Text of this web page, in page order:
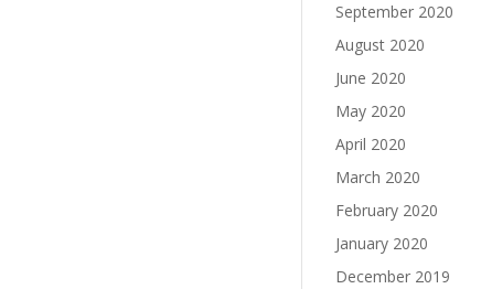
September 2020
August 2020
June 2020
May 2020
April 2020
March 2020
February 2020
January 2020
December 2019